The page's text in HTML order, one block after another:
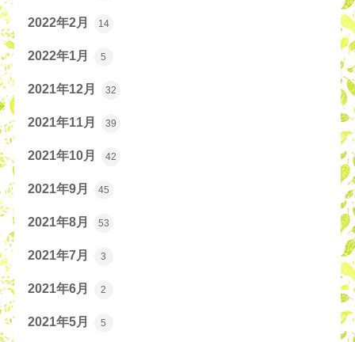
2022年2月 14
2022年1月 5
2021年12月 32
2021年11月 39
2021年10月 42
2021年9月 45
2021年8月 53
2021年7月 3
2021年6月 2
2021年5月 5